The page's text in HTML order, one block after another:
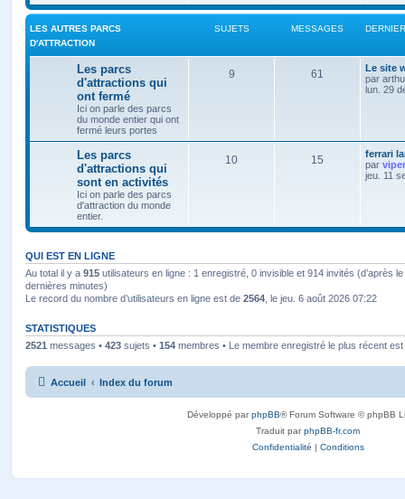
LES AUTRES PARCS
D'ATTRACTION
SUJETS MESSAGES
Les parcs
d'attractions qui
ont fermé
Ici on parle des parcs
du monde entier qui ont
fermé leurs portes
9 61
Le site
par
lun. 29
Les parcs
d'attractions qui
sont en activités
Ici on parle des parcs
d'attraction du monde
entier.
10 15
ferrari
par
jeu. 11
QUI EST EN LIGNE
Au total il y a 915 utilisateurs en ligne : 1 enregistré, 0 invisible et 914 invités (d’après
dernières minutes)
Le record du nombre d’utilisateurs en ligne est de 2564 , le jeu. 6 août 2026 07:22
STATISTIQUES
2521 messages • 423 sujets • 154 membres • Le membre enregistré le plus récent est
Accueil Index du forum
Développé parphpBB® Forum Software © phpBB
Traduit parphpBB-fr.com
Confidentialité | Conditions